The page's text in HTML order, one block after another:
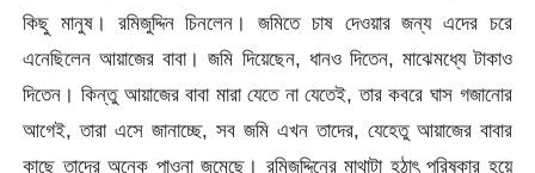
কিছু মানুষ। রমিজুদ্দিন চিনলেন। জমিতে চাষ দেওয়ার জন্য এদের চরে
এনেছিলেন আয়াজের বাবা। জমি দিয়েছেন, ধানও দিতেন, মাঝেমধ্যে টাকাও
দিতেন। কিন্তু আয়াজের বাবা মারা যেতে না যেতেই, তার কবরে ঘাস গজানোর
আগেই, তারা এসে জানাচ্ছে, সব জমি এখন তাদের, যেহেতু আয়াজের বাবার
কাছে তাদের অনেক পাওনা জমেছে। রমিজুদ্দিনের মাথাটা হঠাৎ পরিষ্কার হয়ে